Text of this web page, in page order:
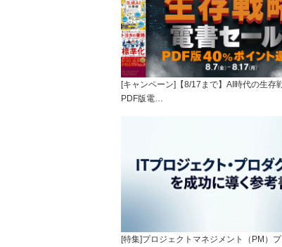
[キャンペーン]【8/17まで】AI時代の生存
PDF版電…
[特集]プロジェクトマネジメント（PM）